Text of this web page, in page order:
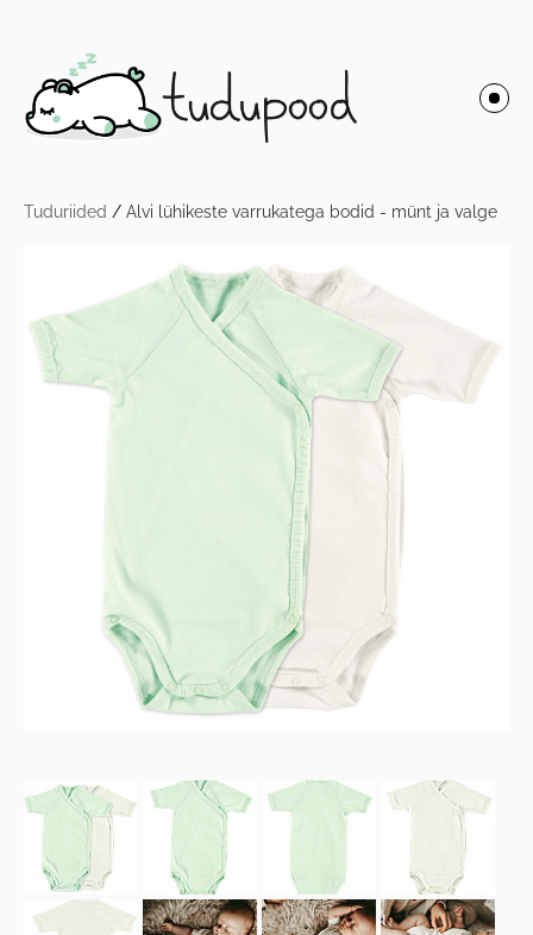
Tuduriided / Alvi lühikeste varrukatega bodid - münt ja valge